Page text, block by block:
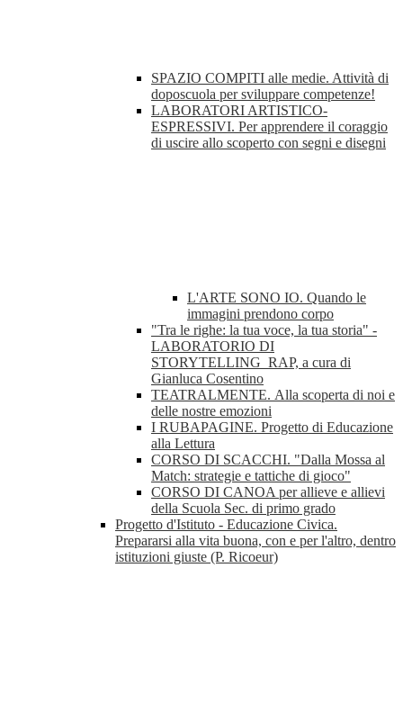
SPAZIO COMPITI alle medie. Attività di
doposcuola per sviluppare competenze!
LABORATORI ARTISTICO-
ESPRESSIVI. Per apprendere il coraggio
di uscire allo scoperto con segni e disegni
L'ARTE SONO IO. Quando le
immagini prendono corpo
"Tra le righe: la tua voce, la tua storia" -
LABORATORIO DI
STORYTELLING_RAP, a cura di
Gianluca Cosentino
TEATRALMENTE. Alla scoperta di noi e
delle nostre emozioni
I RUBAPAGINE. Progetto di Educazione
alla Lettura
CORSO DI SCACCHI. "Dalla Mossa al
Match: strategie e tattiche di gioco"
CORSO DI CANOA per allieve e allievi
della Scuola Sec. di primo grado
Progetto d'Istituto - Educazione Civica.
Prepararsi alla vita buona, con e per l'altro, dentro
istituzioni giuste (P. Ricoeur)